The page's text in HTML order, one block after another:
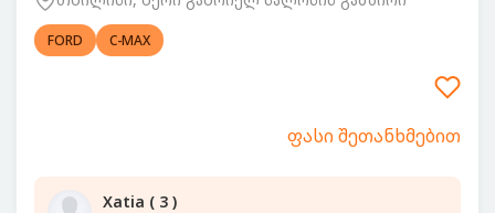
FORD C-MAX
ფასი შეთანხმებით
Xatia ( 3 )